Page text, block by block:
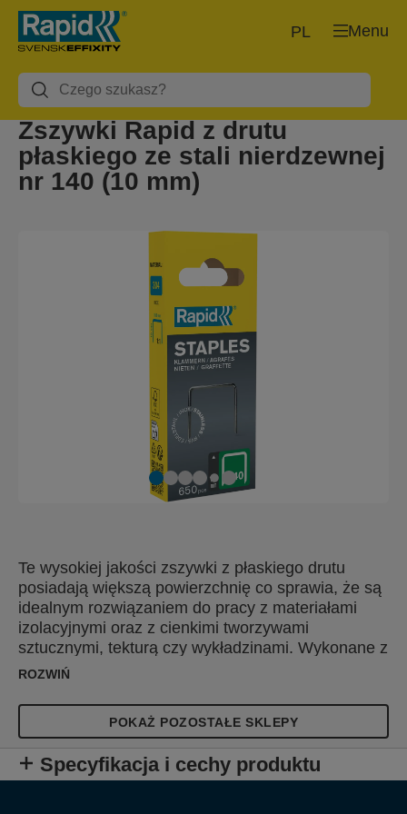
Menu
PL
Zszywki Rapid z drutu
płaskiego ze stali nierdzewnej
nr 140 (10 mm)
Te wysokiej jakości zszywki z płaskiego drutu
posiadają większą powierzchnię co sprawia, że są
idealnym rozwiązaniem do pracy z materiałami
izolacyjnymi oraz z cienkimi tworzywami
sztucznymi, tekturą czy wykładzinami. Wykonane z
wysokiej jakości stali nierdzewnej, precyzyjnie
Zaprojektowane specjalnie do użytku na zewnątrz,
w niesprzyjających, trudnych warunkach.
ROZWIŃ
POKAŻ POZOSTAŁE SKLEPY
Specyfikacja i cechy produktu